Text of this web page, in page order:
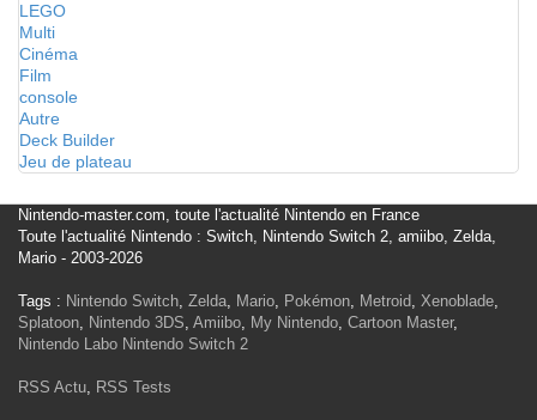
LEGO
Multi
Cinéma
Film
console
Autre
Deck Builder
Jeu de plateau
Nintendo-master.com, toute l'actualité Nintendo en France
Toute l'actualité Nintendo : Switch, Nintendo Switch 2, amiibo, Zelda,
Mario - 2003-2026
Tags : Nintendo Switch, Zelda, Mario, Pokémon, Metroid, Xenoblade,
Splatoon, Nintendo 3DS, Amiibo, My Nintendo, Cartoon Master,
Nintendo Labo Nintendo Switch 2
RSS Actu, RSS Tests